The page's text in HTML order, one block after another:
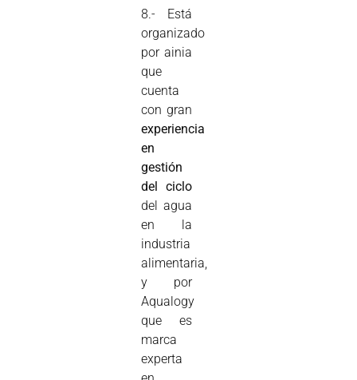
8.- Está
organizado
por ainia
que
cuenta
con gran
experiencia
en
gestión
del ciclo
del agua
en la
industria
alimentaria,
y por
Aqualogy
que es
marca
experta